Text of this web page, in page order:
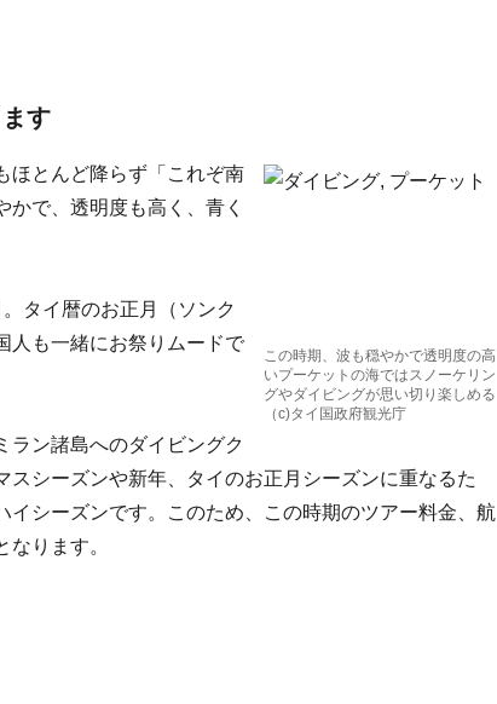
す
この時期、波も穏やかで透明度の高
いプーケットの海ではスノーケリン
グやダイビングが思い切り楽しめる
（c)タイ国政府観光庁
ほとんど降らず「これぞ南
で、透明度も高く、青く
タイ暦のお正月（ソンク
人も一緒にお祭りムードで
ラン諸島へのダイビングク
シーズンや新年、タイのお正月シーズンに重なるた
シーズンです。このため、この時期のツアー料金、航
ります。